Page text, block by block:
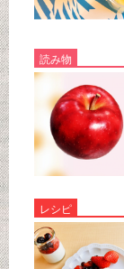
読み物
レシピ